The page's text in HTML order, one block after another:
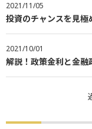
2021/11/05
投資のチャンスを見極
2021/10/01
解説！政策金利と金融